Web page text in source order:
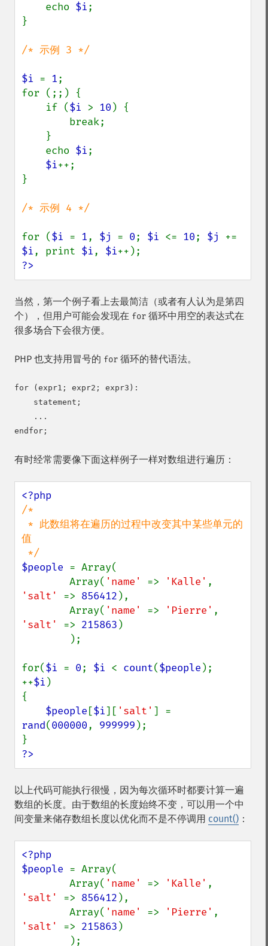
    echo
$i;
}
/* 示例 3 */
$i = 1;
for (;;) {
    if (
$i > 10 ) {
    echo
$i;
$i++;
}
/* 示例 4 */
for ($i = 1, $j = 0; $i <= 10; $j
$i, print $i, $i
?>
当然，第一个例子看上去最简洁（或者有人认为是第四
个），但用户可能会发现在 for 循环中用空的表达式在
很多场合下会很方便。
PHP 也支持用冒号的 for 循环的替代语法。
for (expr1; expr2; expr3):
    statement;
    ...
有时经常需要像下面这样例子一样对数组进行遍历：
/*
值
$people = Array(
        Array(
'name' => 'Kalle'
'salt' => 856412 ),
        Array(
'name' => 'Pierre'
'salt' => 215863 )
for($i = 0; $i < count($people );
++$i )
{
$people [$i][ 'salt'
rand(000000, 999999 );
?>
以上代码可能执行很慢，因为每次循环时都要计算一遍
数组的长度。由于数组的长度始终不变，可以用一个中
间变量来储存数组长度以优化而不是不停调用 count() ：
<?php
$people = Array(
        Array(
'name' => 'Kalle'
'salt' => 856412 ),
        Array(
'name' => 'Pierre'
'salt' => 215863 )